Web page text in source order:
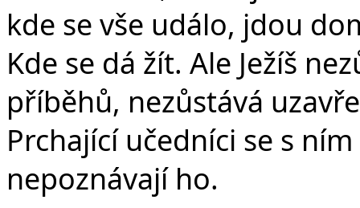
kde se vše událo, jdou
Kde se dá žít. Ale Ježíš
příběhů, nezůstává
Prchající učedníci se s
nepoznávají ho.